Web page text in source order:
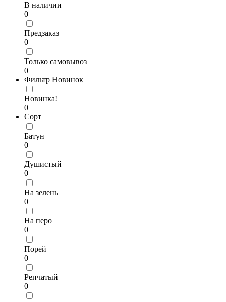
В наличии
0
Предзаказ
0
Только самовывоз
0
Фильтр Новинок
Новинка!
0
Сорт
Батун
0
Душистый
0
На зелень
0
На перо
0
Порей
0
Репчатый
0